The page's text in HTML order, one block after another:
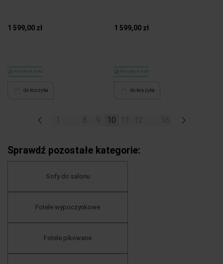
1 599,00 zł
Wysyłka w 4 dni
do koszyka
1 599,00 zł
Wysyłka w 4 dni
do koszyka
« 10 »
Sprawdź pozostałe kategorie:
Sofy do salonu
Fotele wypoczynkowe
Fotele pikowane